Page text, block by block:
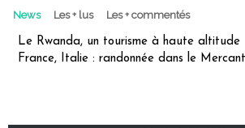
News Les + lus Les + commentés
Le Rwanda, un tourisme à haute altitude
France, Italie : randonnée dans le